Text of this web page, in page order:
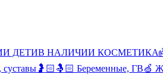
ДЕТИВ НАЛИЧИИ КОСМЕТИКА
суставы 🤰🏻🤱🏻 Беременные, ГВ🍏